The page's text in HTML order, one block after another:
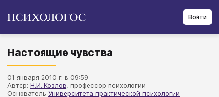
Войти
Настоящие чувства
01 января 2010 г. в 09:59
Автор: Н.И. Козлов, профессор психологии
Основатель Университета практической психологии